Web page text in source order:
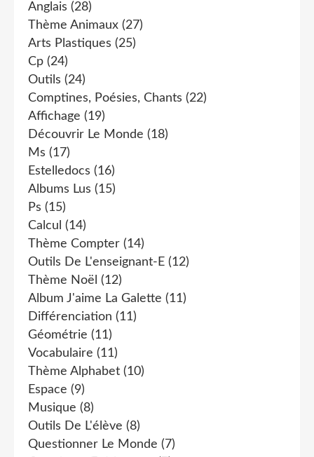
Anglais (28)
Thème Animaux (27)
Arts Plastiques (25)
Cp (24)
Outils (24)
Comptines, Poésies, Chants (22)
Affichage (19)
Découvrir Le Monde (18)
Ms (17)
Estelledocs (16)
Albums Lus (15)
Ps (15)
Calcul (14)
Thème Compter (14)
Outils De L'enseignant-E (12)
Thème Noël (12)
Album J'aime La Galette (11)
Différenciation (11)
Géométrie (11)
Vocabulaire (11)
Thème Alphabet (10)
Espace (9)
Musique (8)
Outils De L'élève (8)
Questionner Le Monde (7)